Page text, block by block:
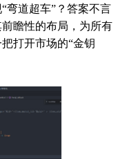
弯道超车”？答案不言
前瞻性的布局，为所有
打开市场的“金钥